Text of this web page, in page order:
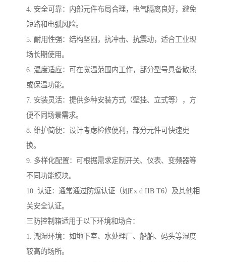
4. 安全可靠：内部元件布局合理，电气隔离良好，避免
短路和电弧风险。
5. 耐用性强：结构坚固，抗冲击、抗震动，适合工业现
场长期使用。
6. 温度适应：可在宽温范围内工作，部分型号具备散热
或保温功能。
7. 安装灵活：提供多种安装方式（壁挂、立式等），方
便不同场景需求。
8. 维护简便：设计考虑检修便利，部分元件可快速更
换。
9. 多样化配置：可根据需求定制开关、仪表、变频器等
不同功能模块。
10. 认证：通常通过防爆认证（如Ex d IIB T6）及其他相
关安全认证。
三防控制箱适用于以下环境和场合：
1. 潮湿环境：如地下室、水处理厂、船舶、码头等湿度
较高的场所。